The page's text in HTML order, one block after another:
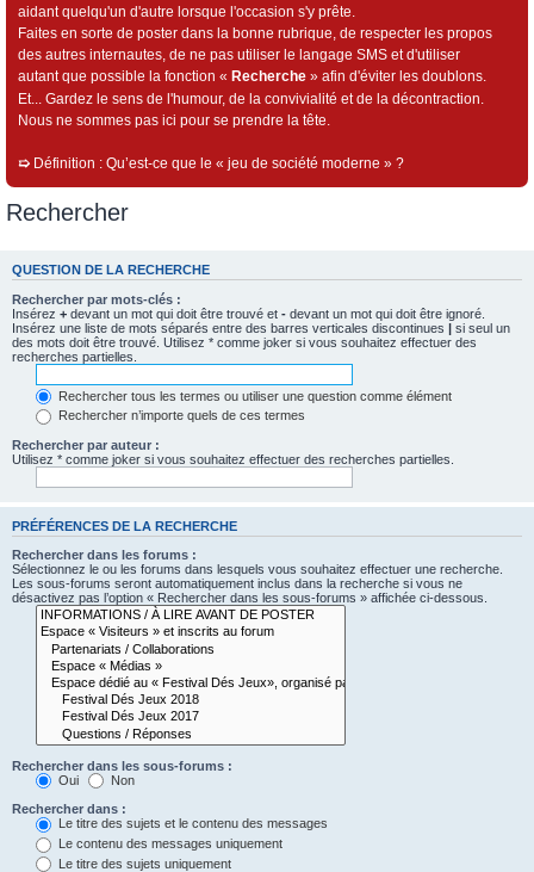
aidant quelqu'un d'autre lorsque l'occasion s'y prête.
Faites en sorte de poster dans la bonne rubrique, de respecter les propos
des autres internautes, de ne pas utiliser le langage SMS et d'utiliser
autant que possible la fonction « Recherche » afin d'éviter les doublons.
Et... Gardez le sens de l'humour, de la convivialité et de la décontraction.
Nous ne sommes pas ici pour se prendre la tête.
➯ Définition : Qu’est-ce que le « jeu de société moderne » ?
Rechercher
QUESTION DE LA RECHERCHE
Rechercher par mots-clés :
Insérez + devant un mot qui doit être trouvé et - devant un mot qui doit être ignoré.
Insérez une liste de mots séparés entre des barres verticales discontinues | si seul un
des mots doit être trouvé. Utilisez * comme joker si vous souhaitez effectuer des
recherches partielles.
Rechercher tous les termes ou utiliser une question comme élément
Rechercher n’importe quels de ces termes
Rechercher par auteur :
Utilisez * comme joker si vous souhaitez effectuer des recherches partielles.
PRÉFÉRENCES DE LA RECHERCHE
Rechercher dans les forums :
Sélectionnez le ou les forums dans lesquels vous souhaitez effectuer une recherche.
Les sous-forums seront automatiquement inclus dans la recherche si vous ne
désactivez pas l’option « Rechercher dans les sous-forums » affichée ci-dessous.
Rechercher dans les sous-forums :
Oui
Non
Rechercher dans :
Le titre des sujets et le contenu des messages
Le contenu des messages uniquement
Le titre des sujets uniquement